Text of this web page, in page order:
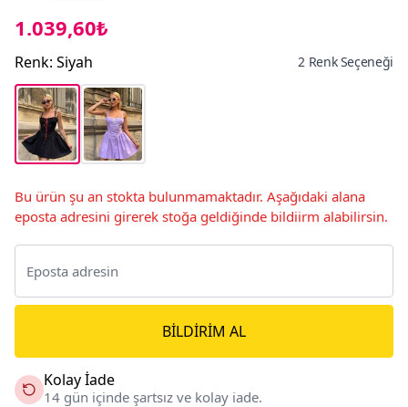
1.039,60₺
Renk: Siyah 2 Renk Seçeneği
Bu ürün şu an stokta bulunmamaktadır. Aşağıdaki alana
eposta adresini girerek stoğa geldiğinde bildiirm alabilirsin.
BILDIRIM AL
Kolay İade
14 gün içinde şartsız ve kolay iade.